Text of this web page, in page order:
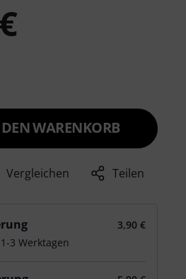
€
WARENKORB
Vergleichen Teilen
3,90 €
3 Werktagen